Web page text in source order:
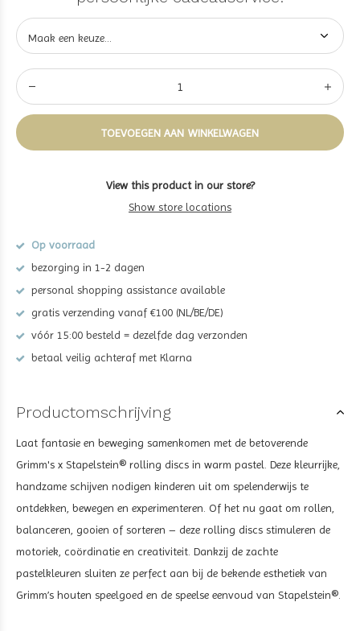
TOEVOEGEN AAN WINKELWAGEN
View this product in our store?
Show store locations
Op voorraad
bezorging in 1-2 dagen
personal shopping assistance available
gratis verzending vanaf €100 (NL/BE/DE)
vóór 15:00 besteld = dezelfde dag verzonden
betaal veilig achteraf met Klarna
Productomschrijving
Laat fantasie en beweging samenkomen met de betoverende
Grimm's x Stapelstein® rolling discs in warm pastel. Deze kleurrijke,
handzame schijven nodigen kinderen uit om spelenderwijs te
ontdekken, bewegen en experimenteren. Of het nu gaat om rollen,
balanceren, gooien of sorteren – deze rolling discs stimuleren de
motoriek, coördinatie en creativiteit. Dankzij de zachte
pastelkleuren sluiten ze perfect aan bij de bekende esthetiek van
Grimm’s houten speelgoed en de speelse eenvoud van Stapelstein®.